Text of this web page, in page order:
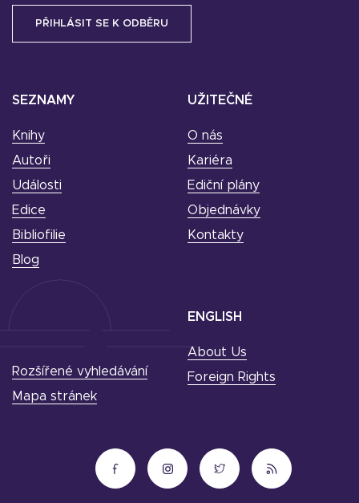
SEZNAMY
Knihy
Autoři
Události
Edice
Bibliofilie
Blog
UŽITEČNÉ
O nás
Kariéra
Ediční plány
Objednávky
Kontakty
ENGLISH
About Us
Foreign Rights
Rozšířené vyhledávání
Mapa stránek